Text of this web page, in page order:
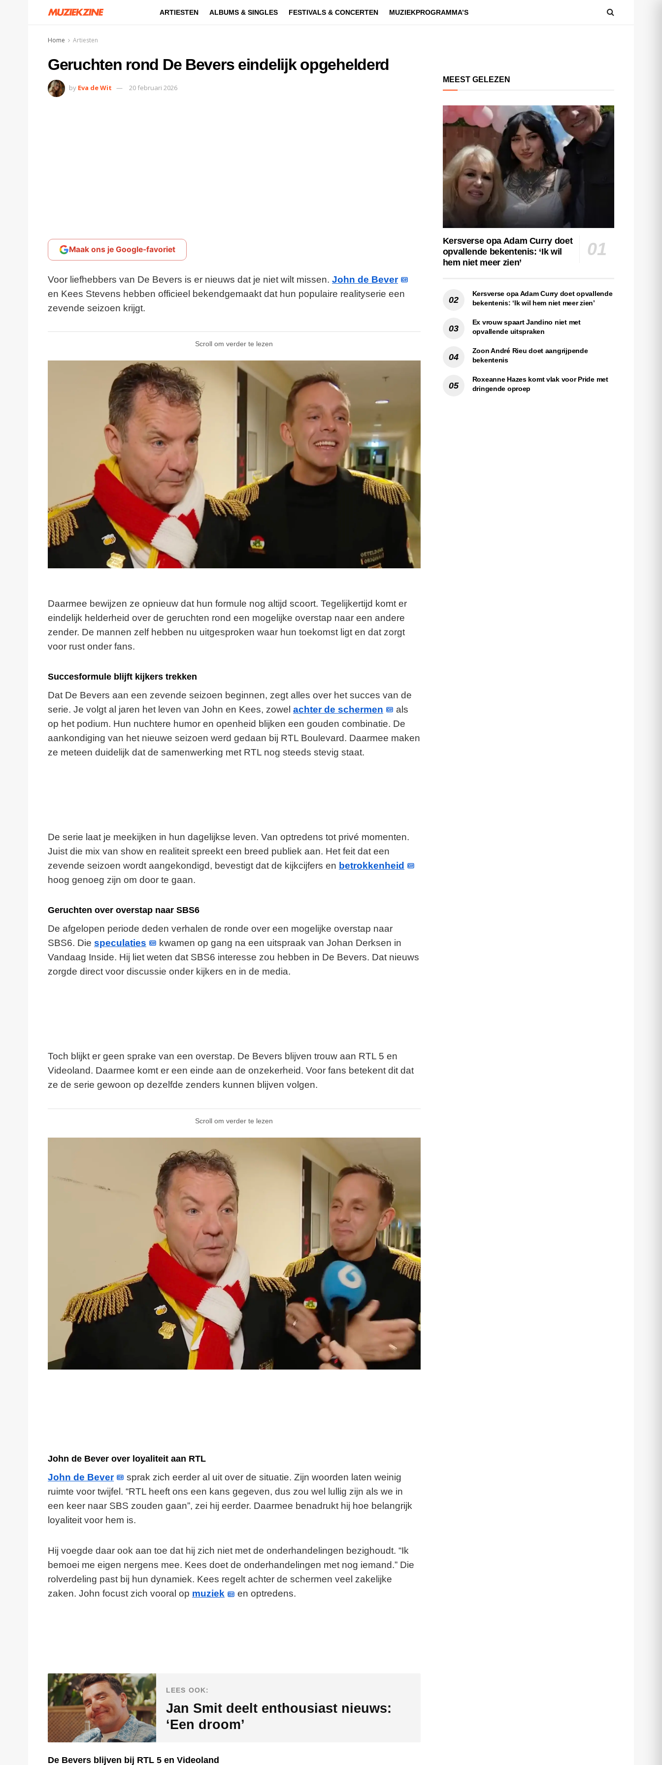
ARTIESTEN ALBUMS & SINGLES FESTIVALS & CONCERTEN MUZIEKPROGRAMMA’S
Home Artiesten
Geruchten rond De Bevers eindelijk opgehelderd
by Eva de Wit 20 februari 2026
Maak ons je Google-favoriet
Voor liefhebbers van De Bevers is er nieuws dat je niet wilt missen. John de Bever
en Kees Stevens hebben officieel bekendgemaakt dat hun populaire realityserie een
zevende seizoen krijgt.
Scroll om verder te lezen
Daarmee bewijzen ze opnieuw dat hun formule nog altijd scoort. Tegelijkertijd komt er
eindelijk helderheid over de geruchten rond een mogelijke overstap naar een andere
zender. De mannen zelf hebben nu uitgesproken waar hun toekomst ligt en dat zorgt
voor rust onder fans.
Succesformule blijft kijkers trekken
Dat De Bevers aan een zevende seizoen beginnen, zegt alles over het succes van de
serie. Je volgt al jaren het leven van John en Kees, zowel achter de schermen
als
op het podium. Hun nuchtere humor en openheid blijken een gouden combinatie. De
aankondiging van het nieuwe seizoen werd gedaan bij RTL Boulevard. Daarmee maken
ze meteen duidelijk dat de samenwerking met RTL nog steeds stevig staat.
De serie laat je meekijken in hun dagelijkse leven. Van optredens tot privé momenten.
Juist die mix van show en realiteit spreekt een breed publiek aan. Het feit dat een
zevende seizoen wordt aangekondigd, bevestigt dat de kijkcijfers en betrokkenheid
hoog genoeg zijn om door te gaan.
Geruchten over overstap naar SBS6
De afgelopen periode deden verhalen de ronde over een mogelijke overstap naar
SBS6. Die speculaties
kwamen op gang na een uitspraak van Johan Derksen in
Vandaag Inside. Hij liet weten dat SBS6 interesse zou hebben in De Bevers. Dat nieuws
zorgde direct voor discussie onder kijkers en in de media.
Toch blijkt er geen sprake van een overstap. De Bevers blijven trouw aan RTL 5 en
Videoland. Daarmee komt er een einde aan de onzekerheid. Voor fans betekent dit dat
ze de serie gewoon op dezelfde zenders kunnen blijven volgen.
Scroll om verder te lezen
John de Bever over loyaliteit aan RTL
John de Bever
sprak zich eerder al uit over de situatie. Zijn woorden laten weinig
ruimte voor twijfel. “RTL heeft ons een kans gegeven, dus zou wel lullig zijn als we in
een keer naar SBS zouden gaan”, zei hij eerder. Daarmee benadrukt hij hoe belangrijk
loyaliteit voor hem is.
Hij voegde daar ook aan toe dat hij zich niet met de onderhandelingen bezighoudt. “Ik
bemoei me eigen nergens mee. Kees doet de onderhandelingen met nog iemand.” Die
rolverdeling past bij hun dynamiek. Kees regelt achter de schermen veel zakelijke
zaken. John focust zich vooral op muziek en optredens.
LEES OOK:
Jan Smit deelt enthousiast nieuws:
‘Een droom’
De Bevers blijven bij RTL 5 en Videoland
MEEST GELEZEN
Kersverse opa Adam Curry doet
opvallende bekentenis: ‘Ik wil
hem niet meer zien’
Kersverse opa Adam Curry doet opvallende
bekentenis: ‘Ik wil hem niet meer zien’
Ex vrouw spaart Jandino niet met
opvallende uitspraken
Zoon André Rieu doet aangrijpende
bekentenis
Roxeanne Hazes komt vlak voor Pride met
dringende oproep